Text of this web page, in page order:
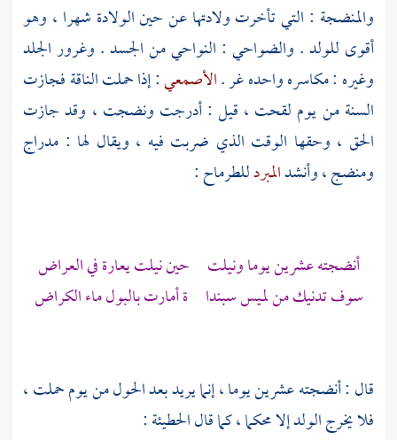
والمنضجة : التي تأخرت ولادتها عن حين الولادة شهرا ، وهو
أقوى للولد . والضواحي : النواحي من الجسد . وغرور الجلد
وغيره : مكاسره واحده غر .الأصمعي: إذا حملت الناقة فجازت
السنة من يوم لقحت ، قيل : أدرجت ونضجت ، وقد جازت
الحق ، وحقها الوقت الذي ضربت فيه ، ويقال لها : مدراج
ومنضج ، وأنشدالمبردللطرماح:
أنضجته عشرين يوما ونيلت حين نيلت يعارة في العراض
سوف تدنيك من لميس سبندا ة أمارت بالبول ماء الكراض
قال : أنضجته عشرين يوما ، إنما يريد بعد الحول من يوم حملت ،
فلا يخرج الولد إلا محكما ، كما قالالحطيئة: